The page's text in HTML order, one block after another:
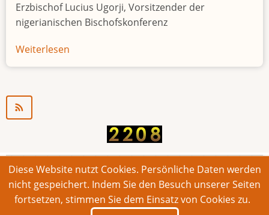
Erzbischof Lucius Ugorji, Vorsitzender der
nigerianischen Bischofskonferenz
Weiterlesen
Jugendarbeitslosigkeit
© 2026 Bonner Aufruf. Alle Rechte vorbehalten.
Footer
Impressum Kontakt Intern
Diese Website nutzt Cookies. Persönliche Daten werden
nicht gespeichert. Indem Sie den Besuch unserer Seiten
fortsetzen, stimmen Sie dem Einsatz von Cookies zu.